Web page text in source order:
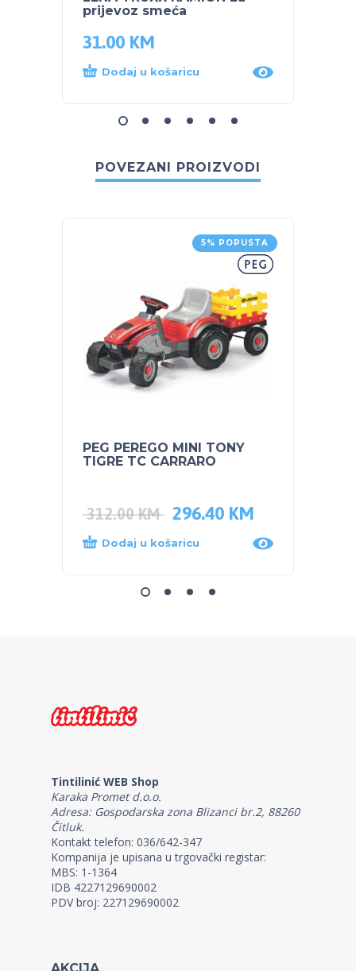
prijevoz smeća
31.00 KM
Dodaj u košaricu
POVEZANI PROIZVODI
5% POPUSTA
PEG PEREGO MINI TONY
TIGRE TC CARRARO
312.00KM 296.40 KM
Dodaj u košaricu
Tintilinić WEB Shop
Karaka Promet d.o.o.
Adresa: Gospodarska zona Blizanci br.2, 88260
Čitluk.
Kontakt telefon: 036/642-347
Kompanija je upisana u trgovački registar:
MBS: 1-1364
IDB 4227129690002
PDV broj: 227129690002